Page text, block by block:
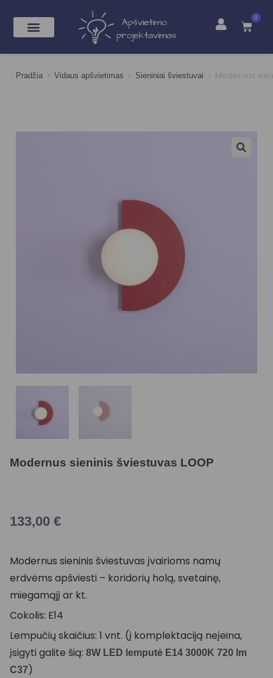
0
Pradžia > Vidaus apšvietimas > Sieniniai šviestuvai > Modernus
Modernus sieninis šviestuvas LOOP
133,00 €
Modernus sieninis šviestuvas įvairioms namų
erdvėms apšviesti – koridorių holą, svetainę,
miegamąjį ar kt.
Cokolis: E14
Lempučių skaičius: 1 vnt. (į komplektaciją neįeina,
įsigyti galite šią: 8W LED lemputė E14 3000K 720 lm
C37)